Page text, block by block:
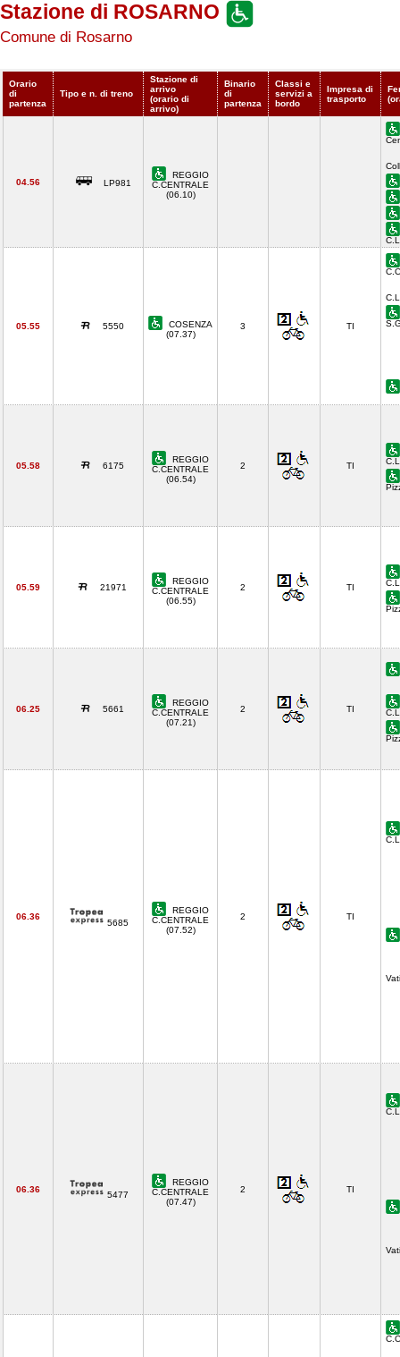
Stazione di ROSARNO
Comune di Rosarno
Orario
di
partenza
Tipo e n. di treno
Stazione di
arrivo
(orario di
arrivo)
Binario
di
partenza
Classi e
servizi a
bordo
Impresa di
trasporto
04.56 LP981
REGGIO
C.CENTRALE
(06.10)
05.55 5550
COSENZA
(07.37)
3 TI
05.58 6175
REGGIO
C.CENTRALE
(06.54)
2 TI
05.59 21971
REGGIO
C.CENTRALE
(06.55)
2 TI
06.25 5661
REGGIO
C.CENTRALE
(07.21)
2 TI
06.36
5685
REGGIO
C.CENTRALE
(07.52)
2 TI
06.36
5477
REGGIO
C.CENTRALE
(07.47)
2 TI